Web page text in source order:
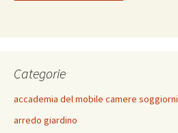
Categorie
accademia del mobile camere soggiorni
arredo giardino